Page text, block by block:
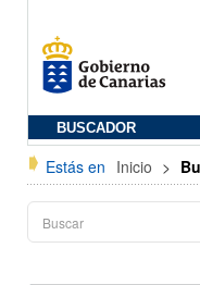
BUSCADOR
Estás en Inicio >